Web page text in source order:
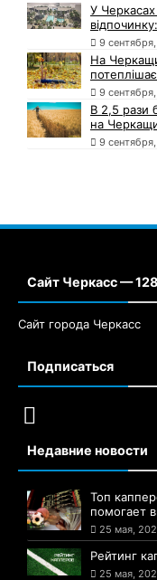
У
9
На
9
В 2,5 рази
на
9
Сайт Черкасс —
Сайт города Черкасс
Подписаться
Недавние новости
Топ
помогает
25 мая,
Рейтинг
25 мая,